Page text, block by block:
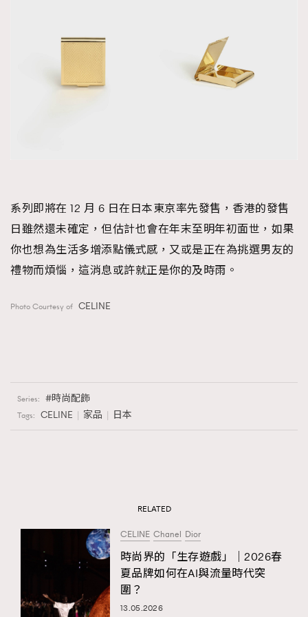
系列即將在 12 月 6 日在日本東京率先發售，香港的發售
日雖然還未確定，但估計也會在年末至明年初面世，如果
你也想為生活多增添點儀式感，又或是正在為挑選男友的
禮物而煩惱，這消息或許就正是你的及時雨。
Photo Courtesy of CELINE
Series: 時尚配飾
Tags: CELINE 家品 日本
RELATED
CELINE Chanel Dior
時尚界的「生存遊戲」｜2026春
夏品牌如何在AI與流量時代突
圍？
13.05.2026